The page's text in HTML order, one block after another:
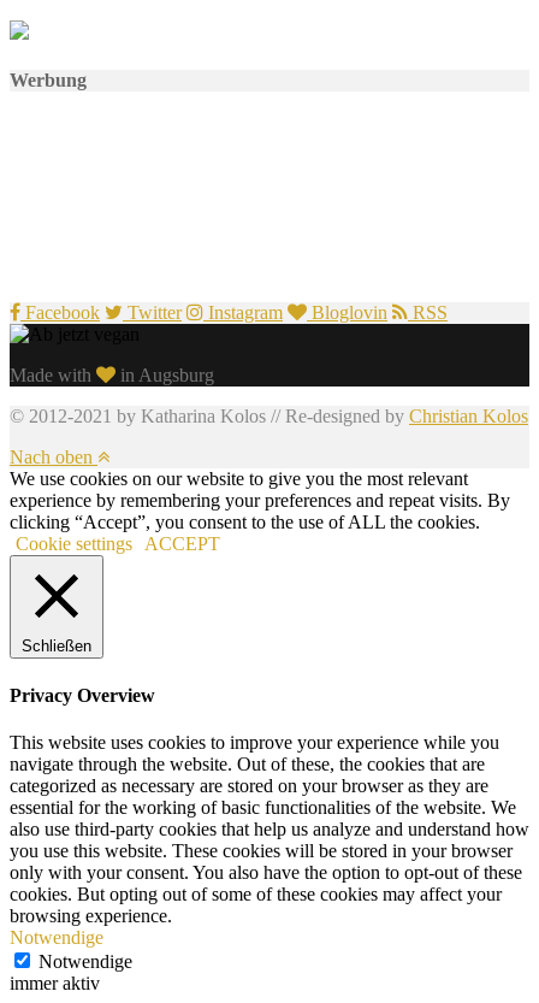
Werbung
Facebook Twitter Instagram Bloglovin RSS
Made with
in Augsburg
© 2012-2021 by Katharina Kolos // Re-designed by Christian Kolos
Nach oben
We use cookies on our website to give you the most relevant
experience by remembering your preferences and repeat visits. By
clicking “Accept”, you consent to the use of ALL the cookies.
Cookie settings
ACCEPT
Schließen
Privacy Overview
This website uses cookies to improve your experience while you
navigate through the website. Out of these, the cookies that are
categorized as necessary are stored on your browser as they are
essential for the working of basic functionalities of the website. We
also use third-party cookies that help us analyze and understand how
you use this website. These cookies will be stored in your browser
only with your consent. You also have the option to opt-out of these
cookies. But opting out of some of these cookies may affect your
browsing experience.
Notwendige
Notwendige
immer aktiv